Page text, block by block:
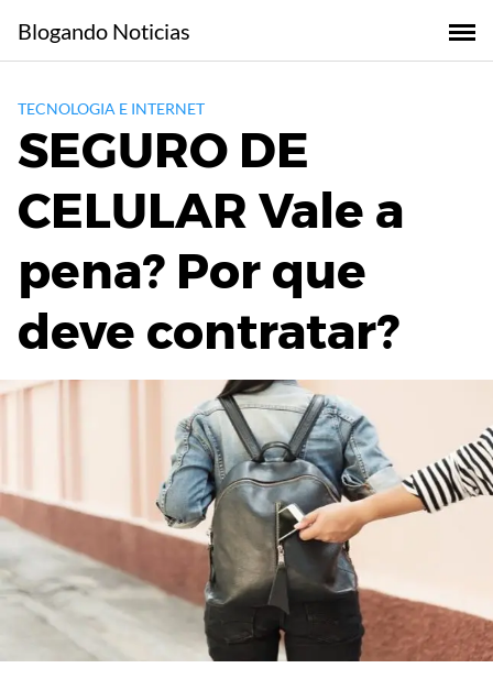
content
Blogando Noticias
TECNOLOGIA E INTERNET
SEGURO DE
CELULAR Vale a
pena? Por que
deve contratar?